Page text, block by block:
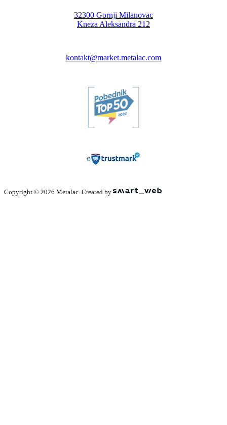
32300 Gornji Milanovac
Kneza Aleksandra 212
kontakt@market.metalac.com
Copyright © 2026 Metalac. Created by